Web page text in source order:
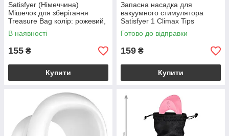
Satisfyer (Німеччина)
Мішечок для зберігання
Treasure Bag колір: рожевий,
розмір: XL Satisfyer
(Німеччина)
В наявності
155 ₴
Купити
Запасна насадка для
вакуумного стимулятора
Satisfyer 1 Climax Tips
Готово до відправки
159 ₴
Купити